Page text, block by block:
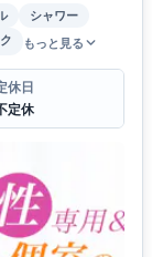
シャワー
もっと見る
休日
定休